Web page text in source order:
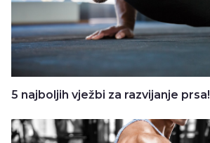
5 najboljih vježbi za razvijanje prsa!